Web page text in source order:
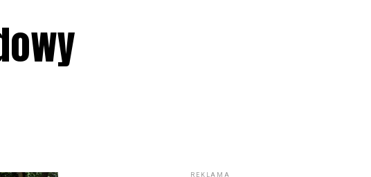
REKLAMA